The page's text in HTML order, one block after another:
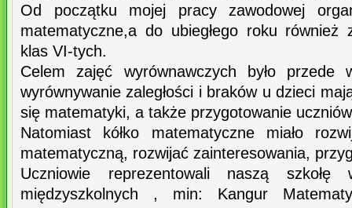
Od początku mojej pracy zawodowej
matematyczne,a do ubiegłego roku również
klas VI-tych.
Celem zajęć wyrównawczych było przede
wyrównywanie zaległości i braków u dzieci
się matematyki, a także przygotowanie
Natomiast kółko matematyczne miało
matematyczną, rozwijać zainteresowania,
Uczniowie reprezentowali naszą szkołę
międzyszkolnych , min: Kangur